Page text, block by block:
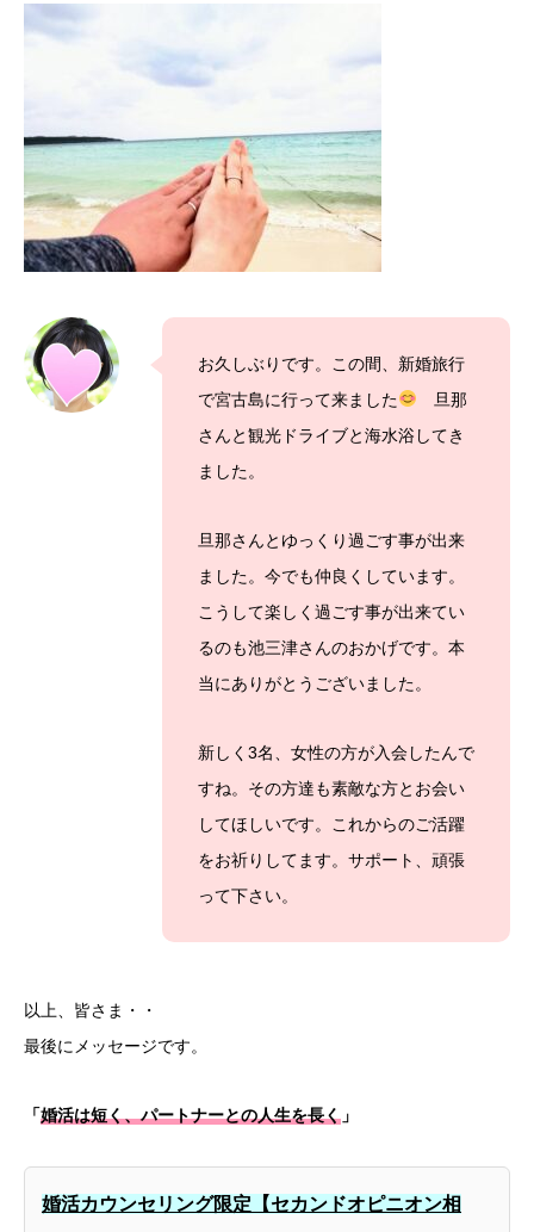
お久しぶりです。この間、新婚旅行
で宮古島に行って来ました
旦那
さんと観光ドライブと海水浴してき
ました。
旦那さんとゆっくり過ごす事が出来
ました。今でも仲良くしています。
こうして楽しく過ごす事が出来てい
るのも池三津さんのおかげです。本
当にありがとうございました。
新しく3名、女性の方が入会したんで
すね。その方達も素敵な方とお会い
してほしいです。これからのご活躍
をお祈りしてます。サポート、頑張
って下さい。
以上、皆さま・・
最後にメッセージです。
「婚活は短く、パートナーとの人生を長く 」
婚活カウンセリング限定【セカンドオピニオン相